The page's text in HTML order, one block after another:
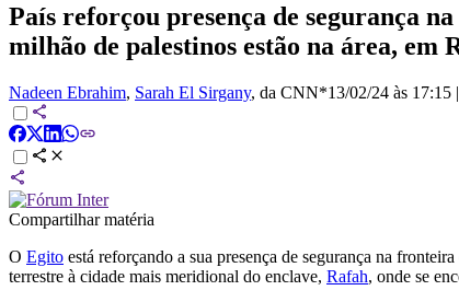
País reforçou presença de segurança
milhão de palestinos estão na área,
Nadeen Ebrahim, Sarah El Sirgany, da CNN*13/02/24 às 17:15 |
Compartilhar matéria
O Egito está reforçando a sua presença de segurança na fronteira
terrestre à cidade mais meridional do enclave, Rafah, onde se